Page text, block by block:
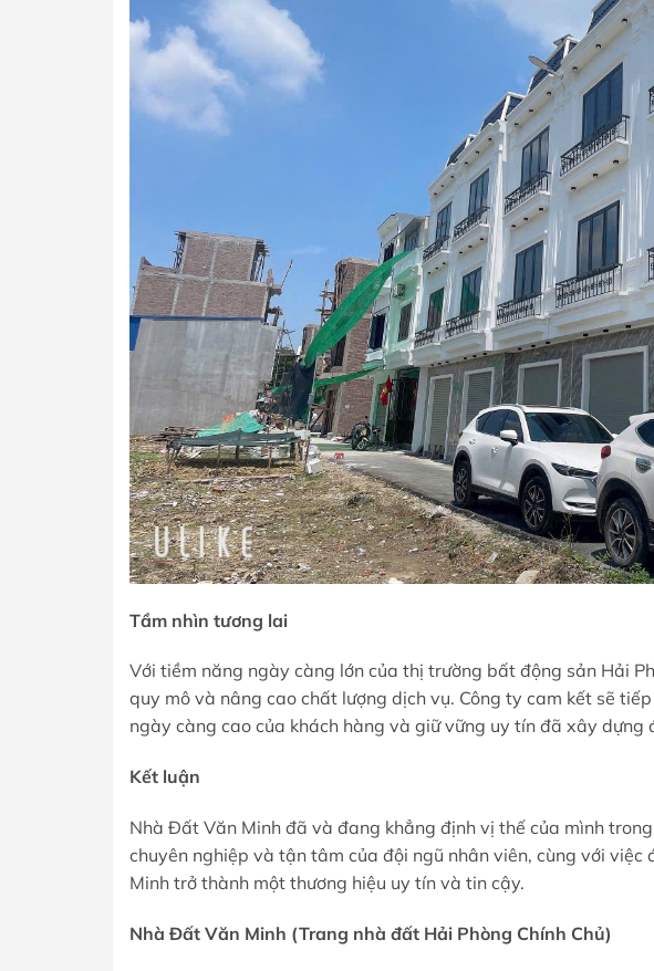
Tầm nhìn tương lai
Với tiềm năng ngày càng lớn của thị trường bất động sản Hải
quy mô và nâng cao chất lượng dịch vụ. Công ty cam kết sẽ
ngày càng cao của khách hàng và giữ vững uy tín đã xây dựng
Kết luận
Nhà Đất Văn Minh đã và đang khẳng định vị thế của mình
chuyên nghiệp và tận tâm của đội ngũ nhân viên, cùng với
Minh trở thành một thương hiệu uy tín và tin cậy.
Nhà Đất Văn Minh (Trang nhà đất Hải Phòng Chính Chủ)